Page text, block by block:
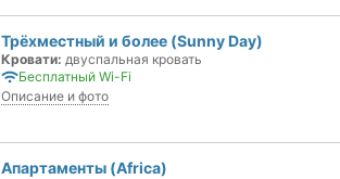
Трёхместный и более (Sunny Day)
Кровати: двуспальная кровать
Бесплатный Wi-Fi
Описание и фото
Апартаменты (Africa)